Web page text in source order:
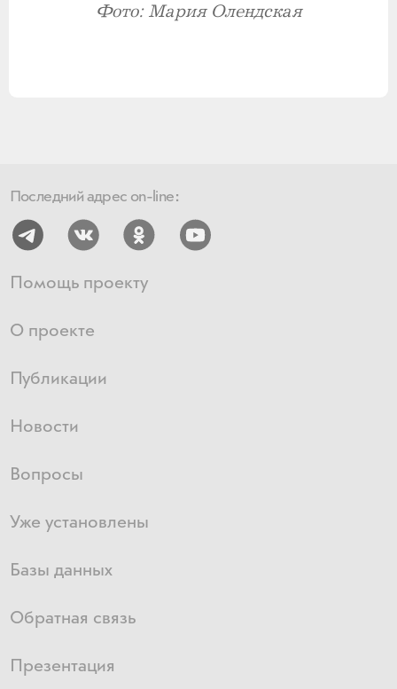
Фото: Мария Олендская
Последний адрес on-line:
Помощь проекту
О проекте
Публикации
Новости
Вопросы
Уже установлены
Базы данных
Обратная связь
Презентация